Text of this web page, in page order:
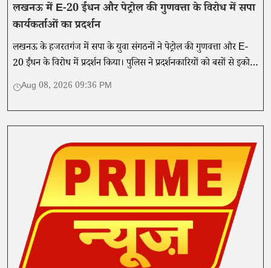
लखनऊ में E-20 ईंधन और पेट्रोल की गुणवत्ता के विरोध में सपा
कार्यकर्ताओं का प्रदर्शन
लखनऊ के हजरतगंज में सपा के युवा संगठनों ने पेट्रोल की गुणवत्ता और E-
20 ईंधन के विरोध में प्रदर्शन किया। पुलिस ने प्रदर्शनकारियों को बसों से इको
गार्डन पहुंचाया।
Aug 08, 2026 09:36 PM